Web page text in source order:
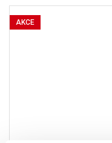
AKCE